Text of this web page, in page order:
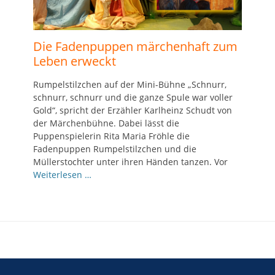
Die Fadenpuppen märchenhaft zum
Leben erweckt
Rumpelstilzchen auf der Mini-Bühne „Schnurr,
schnurr, schnurr und die ganze Spule war voller
Gold“, spricht der Erzähler Karlheinz Schudt von
der Märchenbühne. Dabei lässt die
Puppenspielerin Rita Maria Fröhle die
Fadenpuppen Rumpelstilzchen und die
Müllerstochter unter ihren Händen tanzen. Vor
Weiterlesen …